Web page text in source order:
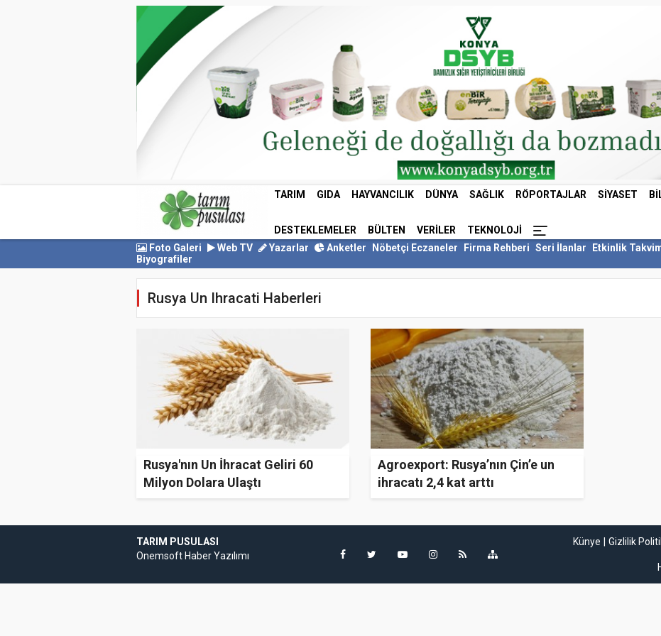
TARIM GIDA HAYVANCILIK DÜNYA SAĞLIK RÖPORTAJLAR SIYASET
DESTEKLEMELER BÜLTEN VERILER
TEKNOLOJI
Foto Galeri
Web TV Yazarlar Anketler Nöbetçi Eczaneler Firma Rehberi Seri İlanlar
Etkinlik
Biyografiler
Rusya Un Ihracati Haberleri
Rusya'nın Un İhracat Geliri 60
Milyon Dolara Ulaştı
Agroexport: Rusya’nın Çin’e un
ihracatı 2,4 kat arttı
TARIM PUSULASI
OnemsoftHaber Yazılımı
Künye Gizlilik